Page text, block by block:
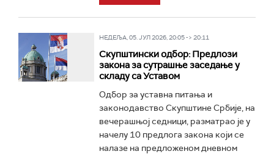
НЕДЕЉА, 05. ЈУЛ 2026, 20:05 -> 20:11
Скупштински одбор: Предлози
закона за сутрашње заседање у
складу са Уставом
Одбор за уставна питања и
законодавство Скупштине Србије, на
вечерашњој седници, разматрао је у
начелу 10 предлога закона који се
налазе на предложеном дневном